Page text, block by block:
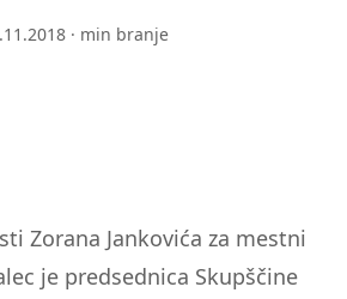
· min branje
Zorana Jankovića za mestni
je predsednica Skupščine